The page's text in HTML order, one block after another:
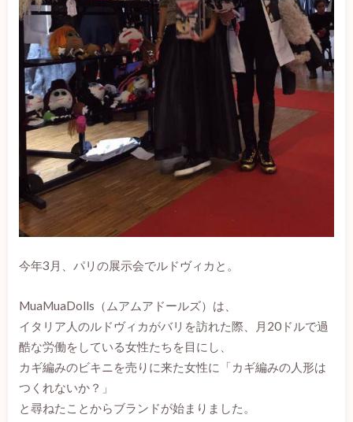
今年3月、パリの展示会でルドヴィカと。
MuaMuaDolls（ムアムアドールズ）は、
イタリア人のルドヴィカがバリを訪れた際、月20ドルで過
酷な労働をしている女性たちを目にし、
カギ編みのビキニを売りに来た女性に「カギ編みの人形は
つくれないか？」
と尋ねたことからブランドが始まりました。